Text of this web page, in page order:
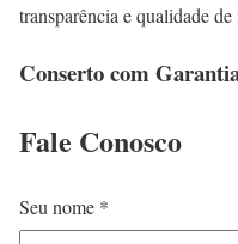
transparência e qualidade
Conserto com
Fale Conosco
Seu nome *